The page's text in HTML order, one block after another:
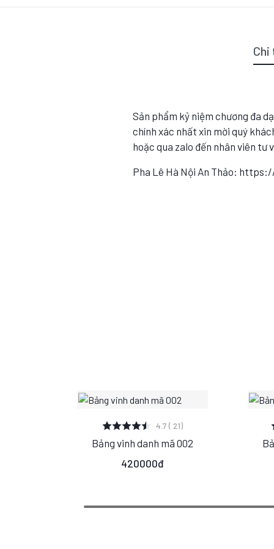
Sản phẩm kỷ niệm chương đa
chính xác nhất xin mời quý
hoặc qua zalo đến nhân viên tư
Pha Lê Hà Nội An Thảo:
XEM CHI TIẾT
S M L
4.7 ( 21)
Bảng vinh danh mã 002
420000đ